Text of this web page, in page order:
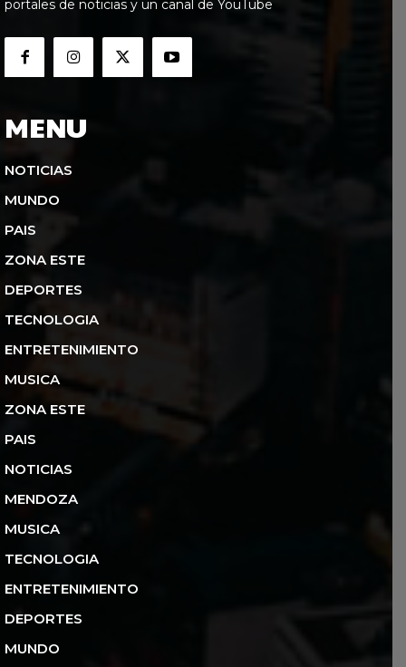
portales de noticias y un canal de YouTube
MENU
NOTICIAS
MUNDO
PAIS
ZONA ESTE
DEPORTES
TECNOLOGIA
ENTRETENIMIENTO
MUSICA
ZONA ESTE
PAIS
NOTICIAS
MENDOZA
MUSICA
TECNOLOGIA
ENTRETENIMIENTO
DEPORTES
MUNDO